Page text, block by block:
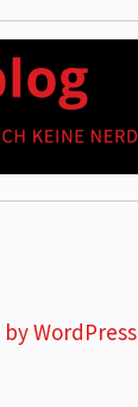
WordPress